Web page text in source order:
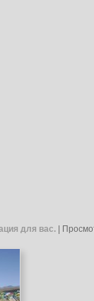
для вас. |